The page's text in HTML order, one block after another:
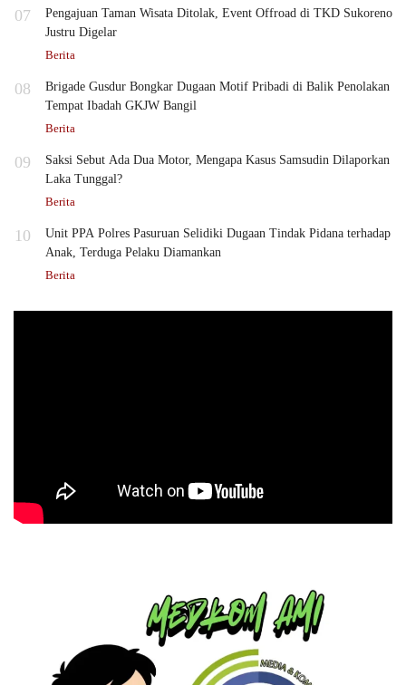
07
Pengajuan Taman Wisata Ditolak, Event Offroad di TKD Sukoreno
Justru Digelar
Berita
08
Brigade Gusdur Bongkar Dugaan Motif Pribadi di Balik Penolakan
Tempat Ibadah GKJW Bangil
Berita
09
Saksi Sebut Ada Dua Motor, Mengapa Kasus Samsudin Dilaporkan
Laka Tunggal?
Berita
10
Unit PPA Polres Pasuruan Selidiki Dugaan Tindak Pidana terhadap
Anak, Terduga Pelaku Diamankan
Berita